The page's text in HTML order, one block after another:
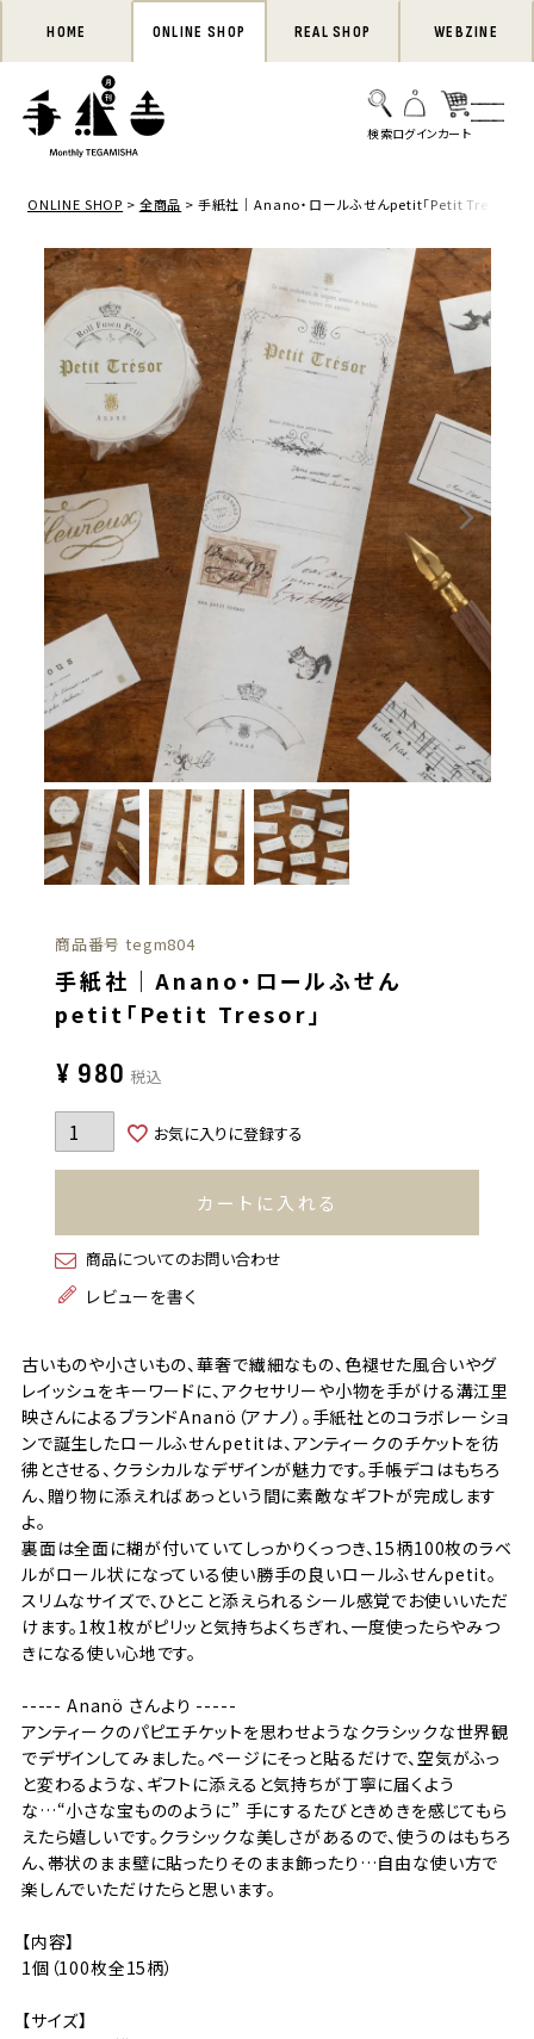
HOME ONLINE SHOP REAL SHOP WEBZINE
ONLINE SHOP 全商品 手紙社｜Anano・ロールふせんpetit「Petit Tresor」
商品番号 tegm804
手紙社｜Anano・ロールふせん
petit「Petit Tresor」
¥ 980 税込
お気に入りに登録する
カートに入れる
商品についてのお問い合わせ
レビューを書く
古いものや小さいもの、華奢で繊細なもの、色褪せた風合いやグ
レイッシュをキーワードに、アクセサリーや小物を手がける溝江里
映さんによるブランドAnanö（アナノ）。手紙社とのコラボレーショ
ンで誕生したロールふせんpetitは、アンティークのチケットを彷
彿とさせる、クラシカルなデザインが魅力です。手帳デコはもちろ
ん、贈り物に添えればあっという間に素敵なギフトが完成します
よ。
裏面は全面に糊が付いていてしっかりくっつき、15柄100枚のラベ
ルがロール状になっている使い勝手の良いロールふせんpetit。
スリムなサイズで、ひとこと添えられるシール感覚でお使いいただ
けます。1枚1枚がピリッと気持ちよくちぎれ、一度使ったらやみつ
きになる使い心地です。
----- Ananö さんより -----
アンティークのパピエチケットを思わせようなクラシックな世界観
でデザインしてみました。ページにそっと貼るだけで、空気がふっ
と変わるような、ギフトに添えると気持ちが丁寧に届くよう
な…“小さな宝もののように” 手にするたびときめきを感じてもら
えたら嬉しいです。クラシックな美しさがあるので、使うのはもちろ
ん、帯状のまま壁に貼ったりそのまま飾ったり…自由な使い方で
楽しんでいただけたらと思います。
【内容】
1個（100枚全15柄）
【サイズ】